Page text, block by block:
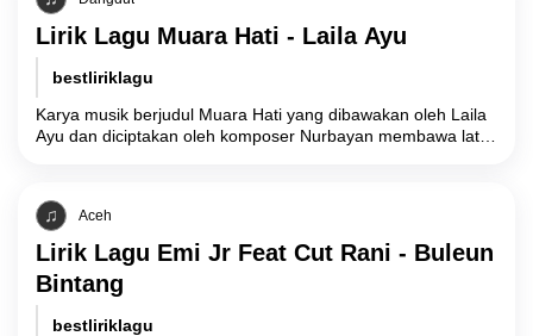
Lirik Lagu Muara Hati - Laila Ayu
bestliriklagu
Karya musik berjudul Muara Hati yang dibawakan oleh Laila
Ayu dan diciptakan oleh komposer Nurbayan membawa latar
Aceh
Lirik Lagu Emi Jr Feat Cut Rani - Buleun
Bintang
bestliriklagu